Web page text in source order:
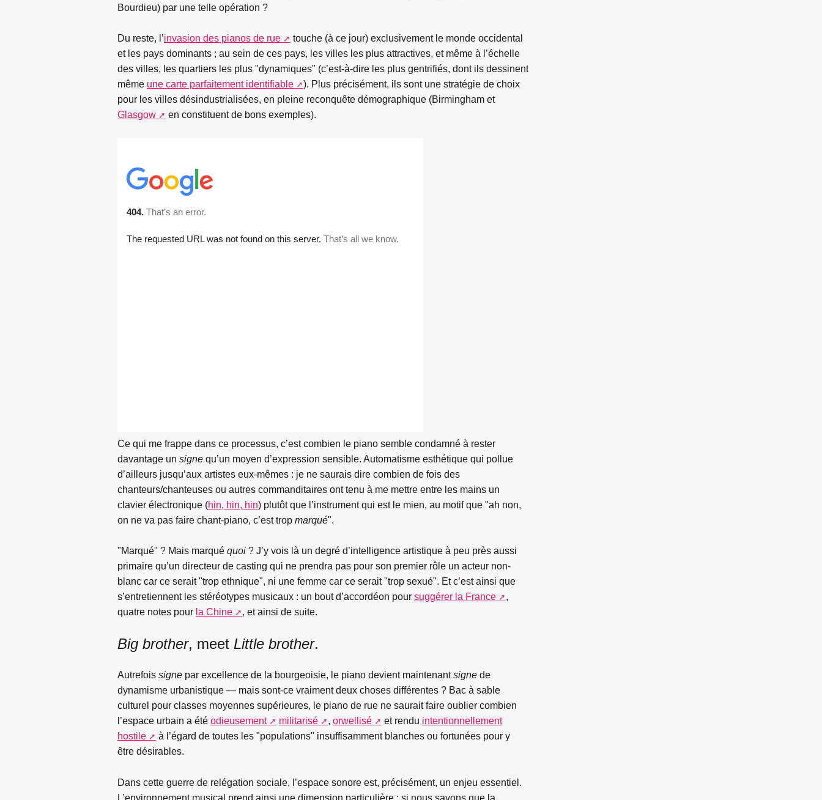
Bourdieu) par une telle opération ?
Du reste, l’invasion des pianos de rue
touche (à ce jour) exclusivement le monde occidental
et les pays dominants ; au sein de ces pays, les villes les plus attractives, et même à l’échelle
des villes, les quartiers les plus "dynamiques" (c’est-à-dire les plus gentrifiés, dont ils dessinent
même une carte parfaitement identifiable
). Plus précisément, ils sont une stratégie de choix
pour les villes désindustrialisées, en pleine reconquête démographique (Birmingham et
Glasgow
en constituent de bons exemples).
Ce qui me frappe dans ce processus, c’est combien le piano semble condamné à rester
davantage un signe qu’un moyen d’expression sensible. Automatisme esthétique qui pollue
d’ailleurs jusqu’aux artistes eux-mêmes : je ne saurais dire combien de fois des
chanteurs/chanteuses ou autres commanditaires ont tenu à me mettre entre les mains un
clavier électronique (hin, hin, hin) plutôt que l’instrument qui est le mien, au motif que "ah non,
on ne va pas faire chant-piano, c’est trop marqué".
"Marqué" ? Mais marqué quoi ? J’y vois là un degré d’intelligence artistique à peu près aussi
primaire qu’un directeur de casting qui ne prendra pas pour son premier rôle un acteur non-
blanc car ce serait "trop ethnique", ni une femme car ce serait "trop sexué". Et c’est ainsi que
s’entretiennent les stéréotypes musicaux : un bout d’accordéon pour suggérer la France
,
quatre notes pour la Chine , et ainsi de suite.
Big brother, meet Little brother.
Autrefois signe par excellence de la bourgeoisie, le piano devient maintenantsigne de
dynamisme urbanistique — mais sont-ce vraiment deux choses différentes ? Bac à sable
culturel pour classes moyennes supérieures, le piano de rue ne saurait faire oublier combien
l’espace urbain a été odieusement militarisé , orwellisé et rendu intentionnellement
hostile
à l’égard de toutes les "populations" insuffisamment blanches ou fortunées pour y
être désirables.
Dans cette guerre de relégation sociale, l’espace sonore est, précisément, un enjeu essentiel.
L’environnement musical prend ainsi une dimension particulière : si nous savons que la